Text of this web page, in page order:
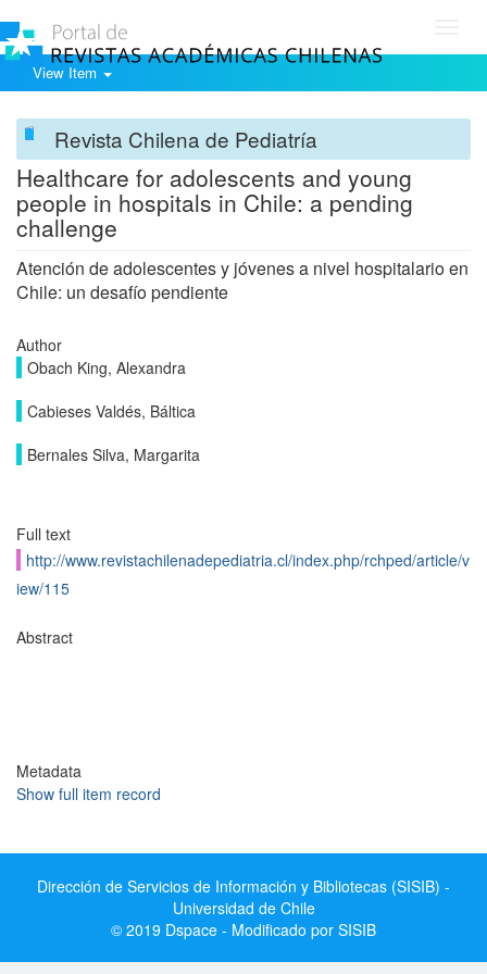
View Item
Revista Chilena de Pediatría
Healthcare for adolescents and young
people in hospitals in Chile: a pending
challenge
Atención de adolescentes y jóvenes a nivel hospitalario en
Chile: un desafío pendiente
Author
Obach King, Alexandra
Cabieses Valdés, Báltica
Bernales Silva, Margarita
Full text
http://www.revistachilenadepediatria.cl/index.php/rchped/article/v
iew/115
Abstract
Metadata
Show full item record
Dirección de Servicios de Información y Bibliotecas (SISIB) -
Universidad de Chile
© 2019 Dspace - Modificado por SISIB